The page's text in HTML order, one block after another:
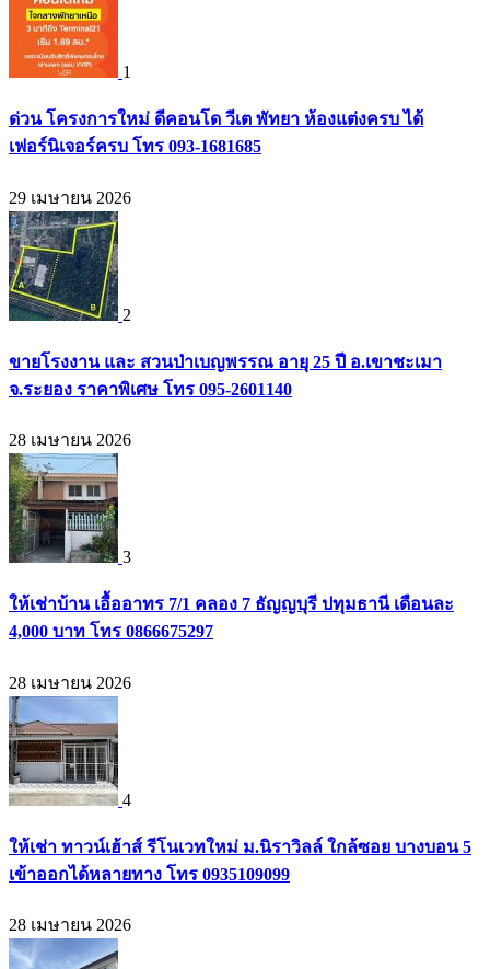
1
ด่วน โครงการใหม่ ดีคอนโด วีเต พัทยา ห้องแต่งครบ ได้
เฟอร์นิเจอร์ครบ โทร 093-1681685
29 เมษายน 2026
2
ขายโรงงาน และ สวนป่าเบญพรรณ อายุ 25 ปี อ.เขาชะเมา
จ.ระยอง ราคาพิเศษ โทร 095-2601140
28 เมษายน 2026
3
ให้เช่าบ้าน เอื้ออาทร 7/1 คลอง 7 ธัญญบุรี ปทุมธานี เดือนละ
4,000 บาท โทร 0866675297
28 เมษายน 2026
4
ให้เช่า ทาวน์เฮ้าส์ รีโนเวทใหม่ ม.นิราวิลล์ ใกล้ซอย บางบอน 5
เข้าออกได้หลายทาง โทร 0935109099
28 เมษายน 2026